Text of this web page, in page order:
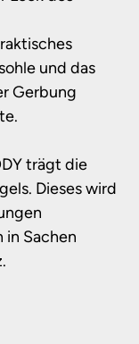
und das
Gerbung
trägt die
Dieses wird
Sachen